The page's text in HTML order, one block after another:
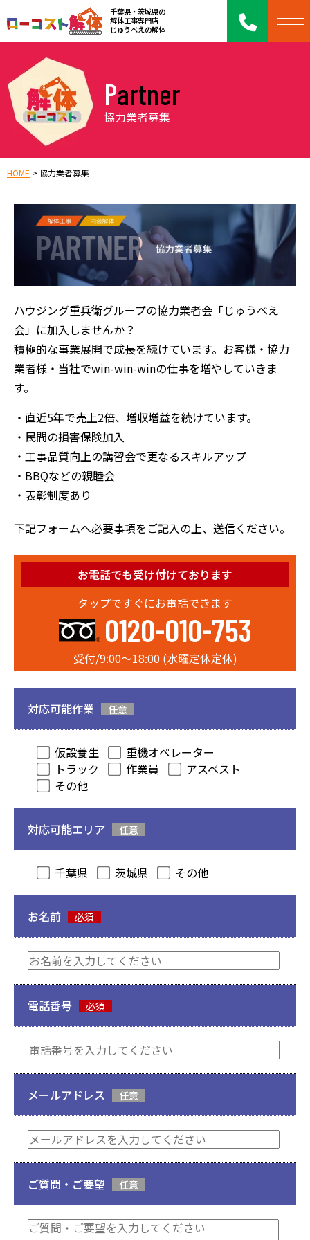
千葉県・茨城県の
解体工事専門店
じゅうべえの解体
Partner
協力業者募集
HOME > 協力業者募集
ハウジング重兵衛グループの協力業者会「じゅうべえ
会」に加入しませんか？
積極的な事業展開で成長を続けています。お客様・協力
業者様・当社でwin-win-winの仕事を増やしていきま
す。
・直近5年で売上2倍、増収増益を続けています。
・民間の損害保険加入
・工事品質向上の講習会で更なるスキルアップ
・BBQなどの親睦会
・表彰制度あり
下記フォームへ必要事項をご記入の上、送信ください。
お電話でも受け付けております
タップですぐにお電話できます
0120-010-753
受付/9:00〜18:00 (水曜定休定休)
対応可能作業 任意
仮設養生
重機オペレーター
トラック
作業員
アスベスト
その他
対応可能エリア 任意
千葉県 茨城県 その他
お名前 必須
電話番号 必須
メールアドレス 任意
ご質問・ご要望 任意